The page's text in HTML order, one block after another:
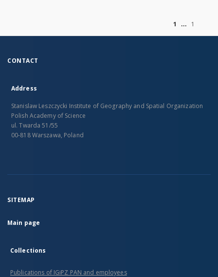
1
1
CONTACT
Address
Stanislaw Leszczycki Institute of Geography and Spatial Organization
Polish Academy of Science
ul. Twarda 51/55
00-818 Warszawa, Poland
SITEMAP
Main page
Collections
Publications of IGiPZ PAN and employees